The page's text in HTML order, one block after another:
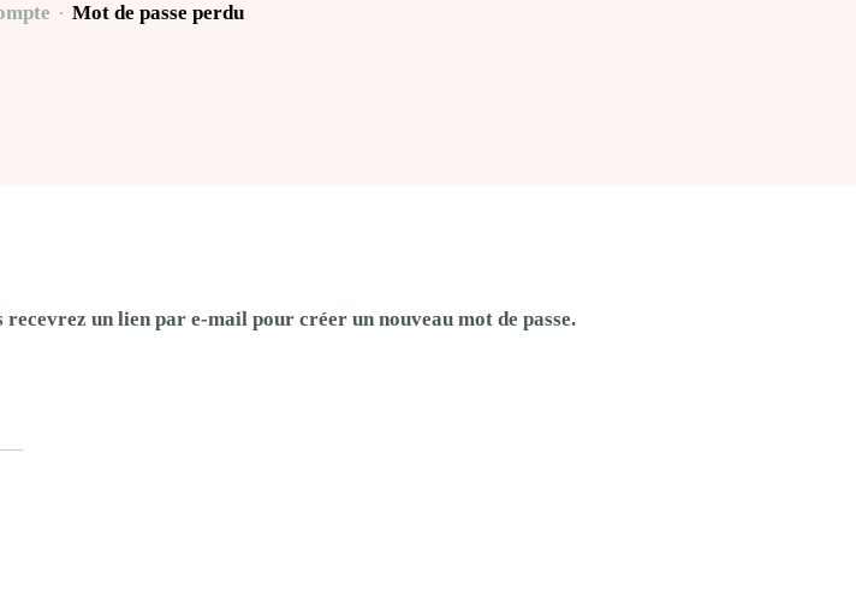
Mot de passe perdu
un lien par e-mail pour créer un nouveau mot de passe.